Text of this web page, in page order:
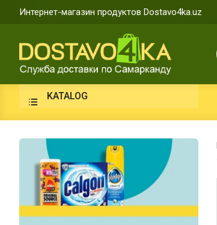
Интернет-магазин продуктов Dostavo4ka.uz
KATALOG